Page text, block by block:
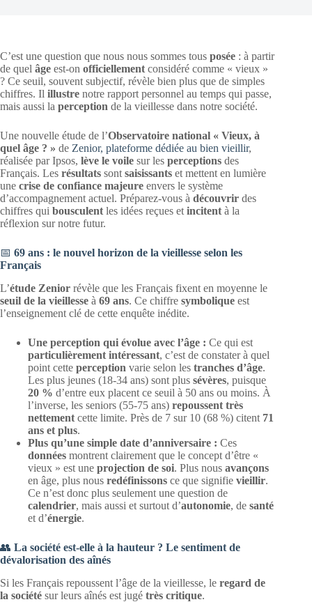
C’est une question que nous nous sommes tous posée : à partir
de quel âge est-on officiellement considéré comme « vieux »
? Ce seuil, souvent subjectif, révèle bien plus que de simples
chiffres. Il illustre notre rapport personnel au temps qui passe,
mais aussi la perception de la vieillesse dans notre société.
Une nouvelle étude de l’Observatoire national « Vieux, à
quel âge ? » de Zenior, plateforme dédiée au bien vieillir,
réalisée par Ipsos, lève le voile sur les perceptions des
Français. Les résultats sont saisissants et mettent en lumière
une crise de confiance majeure envers le système
d’accompagnement actuel. Préparez-vous à découvrir des
chiffres qui bousculent les idées reçues et incitent à la
réflexion sur notre futur.
📅 69 ans : le nouvel horizon de la vieillesse selon les
Français
L’étude Zenior révèle que les Français fixent en moyenne le
seuil de la vieillesse à 69 ans. Ce chiffre symbolique est
l’enseignement clé de cette enquête inédite.
Une perception qui évolue avec l’âge : Ce qui est
particulièrement intéressant, c’est de constater à quel
point cette perception varie selon les tranches d’âge.
Les plus jeunes (18-34 ans) sont plus sévères, puisque
20 % d’entre eux placent ce seuil à 50 ans ou moins. À
l’inverse, les seniors (55-75 ans) repoussent très
nettement cette limite. Près de 7 sur 10 (68 %) citent 71
ans et plus.
Plus qu’une simple date d’anniversaire : Ces
données montrent clairement que le concept d’être «
vieux » est une projection de soi. Plus nous avançons
en âge, plus nous redéfinissons ce que signifie vieillir.
Ce n’est donc plus seulement une question de
calendrier, mais aussi et surtout d’autonomie, de santé
et d’énergie.
👥 La société est-elle à la hauteur ? Le sentiment de
dévalorisation des aînés
Si les Français repoussent l’âge de la vieillesse, le regard de
la société sur leurs aînés est jugé très critique.